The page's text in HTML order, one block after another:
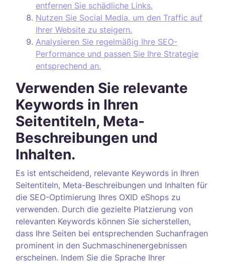
entfernen Sie schädliche Links.
Nutzen Sie Social Media, um den Traffic auf
Ihrer Website zu steigern.
Analysieren Sie regelmäßig Ihre SEO-
Performance und passen Sie Ihre Strategie
entsprechend an.
Verwenden Sie relevante
Keywords in Ihren
Seitentiteln, Meta-
Beschreibungen und
Inhalten.
Es ist entscheidend, relevante Keywords in Ihren
Seitentiteln, Meta-Beschreibungen und Inhalten für
die SEO-Optimierung Ihres OXID eShops zu
verwenden. Durch die gezielte Platzierung von
relevanten Keywords können Sie sicherstellen,
dass Ihre Seiten bei entsprechenden Suchanfragen
prominent in den Suchmaschinenergebnissen
erscheinen. Indem Sie die Sprache Ihrer